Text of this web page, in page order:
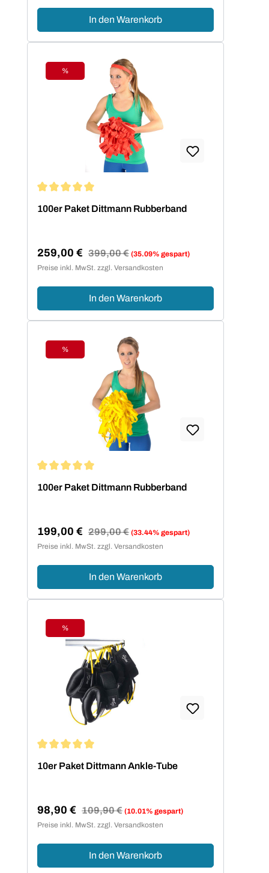
In den Warenkorb
Rabatt
%
100er Paket Dittmann Rubberband
Verkaufspreis:
259,00 € Regulärer Preis:
399,00 € (35.09% gespart)
Preise inkl. MwSt. zzgl. Versandkosten
In den Warenkorb
Rabatt
%
100er Paket Dittmann Rubberband
Verkaufspreis:
199,00 € Regulärer Preis:
299,00 € (33.44% gespart)
Preise inkl. MwSt. zzgl. Versandkosten
In den Warenkorb
Rabatt
%
10er Paket Dittmann Ankle-Tube
Verkaufspreis:
98,90 € Regulärer Preis:
109,90 € (10.01% gespart)
Preise inkl. MwSt. zzgl. Versandkosten
In den Warenkorb